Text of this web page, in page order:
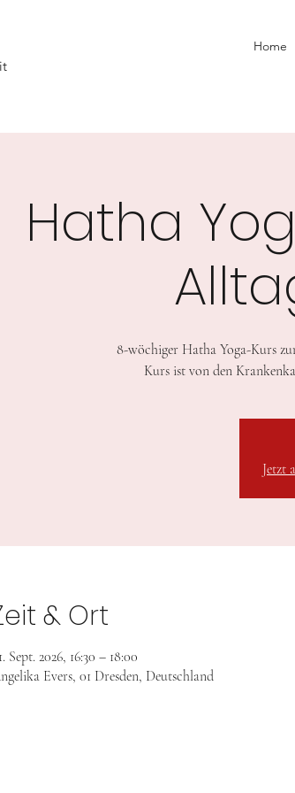
Home
Hatha
8-wöchiger Hatha Yoga-Kurs
Kurs ist von den
Jetzt
& Ort
Sept. 2026, 16:30 – 18:00
Evers, 01 Dresden, Deutschland